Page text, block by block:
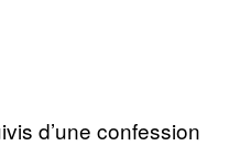
d’une confession